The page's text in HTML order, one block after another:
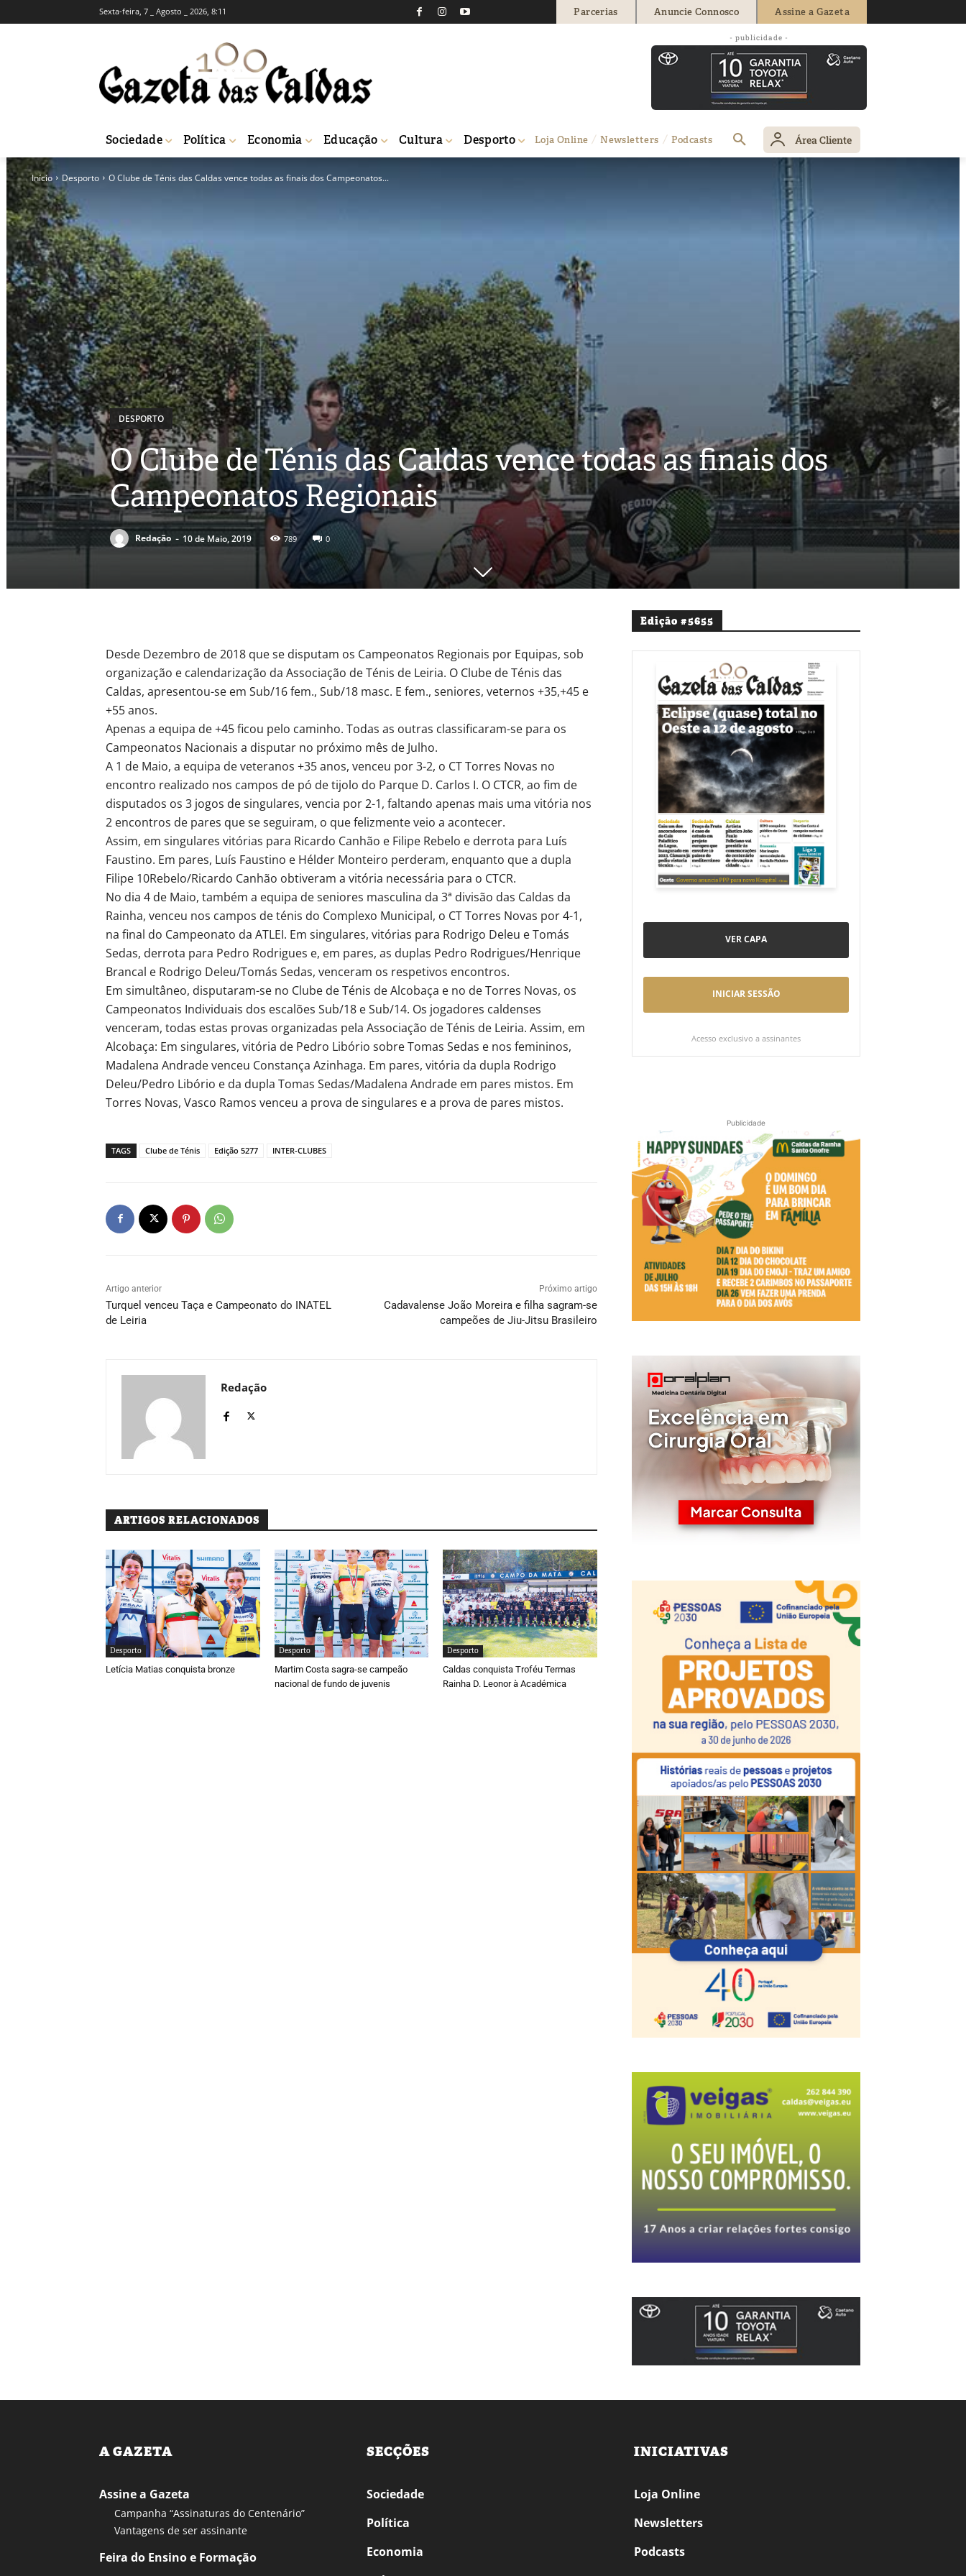
Sexta-feira, 7 _ Agosto _ 2026, 8:11 Parcerias Anuncie Connosco Assine a Gazeta
- publicidade -
Sociedade Política Economia Educação Cultura Desporto Loja Online Newsletters Podcasts Área Cliente
Início Desporto O Clube de Ténis das Caldas vence todas as finais dos Campeonatos...
DESPORTO
O Clube de Ténis das Caldas vence todas as finais dos
Campeonatos Regionais
Redação - 10 de Maio, 2019 789 0
Desde Dezembro de 2018 que se disputam os Campeonatos Regionais por Equipas, sob
organização e calendarização da Associação de Ténis de Leiria. O Clube de Ténis das
Caldas, apresentou-se em Sub/16 fem., Sub/18 masc. E fem., seniores, veternos +35,+45 e
+55 anos.
Apenas a equipa de +45 ficou pelo caminho. Todas as outras classificaram-se para os
Campeonatos Nacionais a disputar no próximo mês de Julho.
A 1 de Maio, a equipa de veteranos +35 anos, venceu por 3-2, o CT Torres Novas no
encontro realizado nos campos de pó de tijolo do Parque D. Carlos I. O CTCR, ao fim de
disputados os 3 jogos de singulares, vencia por 2-1, faltando apenas mais uma vitória nos
2 encontros de pares que se seguiram, o que felizmente veio a acontecer.
Assim, em singulares vitórias para Ricardo Canhão e Filipe Rebelo e derrota para Luís
Faustino. Em pares, Luís Faustino e Hélder Monteiro perderam, enquanto que a dupla
Filipe 10Rebelo/Ricardo Canhão obtiveram a vitória necessária para o CTCR.
No dia 4 de Maio, também a equipa de seniores masculina da 3ª divisão das Caldas da
Rainha, venceu nos campos de ténis do Complexo Municipal, o CT Torres Novas por 4-1,
na final do Campeonato da ATLEI. Em singulares, vitórias para Rodrigo Deleu e Tomás
Sedas, derrota para Pedro Rodrigues e, em pares, as duplas Pedro Rodrigues/Henrique
Brancal e Rodrigo Deleu/Tomás Sedas, venceram os respetivos encontros.
Em simultâneo, disputaram-se no Clube de Ténis de Alcobaça e no de Torres Novas, os
Campeonatos Individuais dos escalões Sub/18 e Sub/14. Os jogadores caldenses
venceram, todas estas provas organizadas pela Associação de Ténis de Leiria. Assim, em
Alcobaça: Em singulares, vitória de Pedro Libório sobre Tomas Sedas e nos femininos,
Madalena Andrade venceu Constança Azinhaga. Em pares, vitória da dupla Rodrigo
Deleu/Pedro Libório e da dupla Tomas Sedas/Madalena Andrade em pares mistos. Em
Torres Novas, Vasco Ramos venceu a prova de singulares e a prova de pares mistos.
TAGS Clube de Ténis Edição 5277 INTER-CLUBES
Artigo anterior
Turquel venceu Taça e Campeonato do INATEL
de Leiria
Próximo artigo
Cadavalense João Moreira e filha sagram-se
campeões de Jiu-Jitsu Brasileiro
Redação
ARTIGOS RELACIONADOS
Desporto
Letícia Matias conquista bronze
Desporto
Martim Costa sagra-se campeão
nacional de fundo de juvenis
Desporto
Caldas conquista Troféu Termas
Rainha D. Leonor à Académica
Edição #5655
VER CAPA
INICIAR SESSÃO
Acesso exclusivo a assinantes
Publicidade
A GAZETA
Assine a Gazeta
Campanha “Assinaturas do Centenário”
Vantagens de ser assinante
Feira do Ensino e Formação
SECÇÕES
Sociedade
Política
Economia
INICIATIVAS
Loja Online
Newsletters
Podcasts